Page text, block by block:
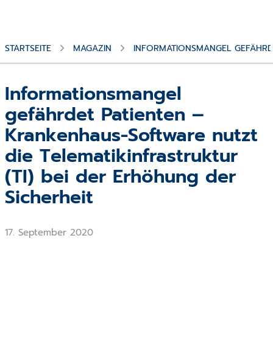
STARTSEITE MAGAZIN INFORMATIONSMANGEL
Informationsmangel
gefährdet Patienten –
Krankenhaus-Software nutzt
die Telematikinfrastruktur
(TI) bei der Erhöhung der
Sicherheit
17. September 2020